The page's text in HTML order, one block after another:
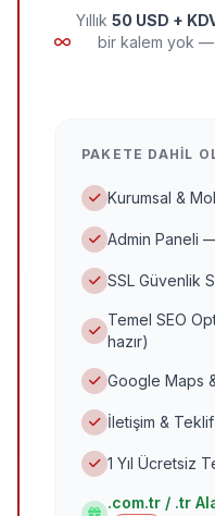
Yıllık 50 USD +
bir kalem yok —
PAKETE DAHIL
Kurumsal &
Admin Paneli
SSL Güvenlik
Temel SEO
hazır)
Google Maps
İletişim &
1 Yıl Ücretsiz
.com.tr / .tr